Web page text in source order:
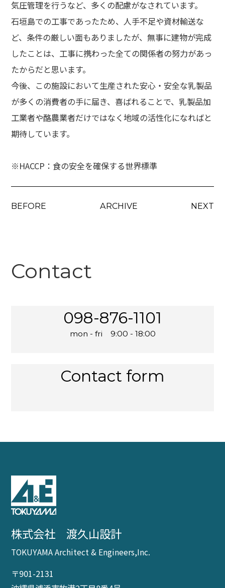
気圧管理を⾏うなど、多くの配慮がなされています。
⽯垣島での⼯事であったため、⼈⼿不⾜や資材輸送な
ど、条件の厳しい⾯もありましたが、無事に建物が完成
したことは、⼯事に携わった全ての関係者の努⼒があっ
たからだと思います。
今後、この施設において生産された安心・安全な乳製品
が多くの消費者の手に届き、喜ばれることで、乳製品加
⼯業者や酪農業者だけではなく地域の活性化になればと
期待しています。
※HACCP：食の安全を確保する世界標準
BEFORE ARCHIVE NEXT
Contact
098-876-1101
mon - fri 9:00 - 18:00
Contact form
株式会社 渡久山設計
TOKUYAMA Architect & Engineers,Inc.
〒901-2131